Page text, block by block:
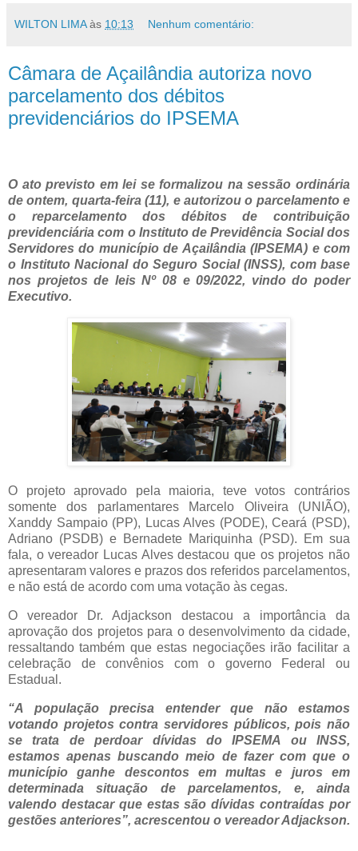
WILTON LIMA às 10:13 Nenhum comentário:
Câmara de Açailândia autoriza novo
parcelamento dos débitos
previdenciários do IPSEMA
O ato previsto em lei se formalizou na sessão ordinária
de ontem, quarta-feira (11), e autorizou o parcelamento e
o reparcelamento dos débitos de contribuição
previdenciária com o Instituto de Previdência Social dos
Servidores do município de Açailândia (IPSEMA) e com
o Instituto Nacional do Seguro Social (INSS), com base
nos projetos de leis Nº 08 e 09/2022, vindo do poder
Executivo.
O projeto aprovado pela maioria, teve votos contrários
somente dos parlamentares Marcelo Oliveira (UNIÃO),
Xanddy Sampaio (PP), Lucas Alves (PODE), Ceará (PSD),
Adriano (PSDB) e Bernadete Mariquinha (PSD). Em sua
fala, o vereador Lucas Alves destacou que os projetos não
apresentaram valores e prazos dos referidos parcelamentos,
e não está de acordo com uma votação às cegas.
O vereador Dr. Adjackson destacou a importância da
aprovação dos projetos para o desenvolvimento da cidade,
ressaltando também que estas negociações irão facilitar a
celebração de convênios com o governo Federal ou
Estadual.
“A população precisa entender que não estamos
votando projetos contra servidores públicos, pois não
se trata de perdoar dívidas do IPSEMA ou INSS,
estamos apenas buscando meio de fazer com que o
município ganhe descontos em multas e juros em
determinada situação de parcelamentos, e, ainda
valendo destacar que estas são dívidas contraídas por
gestões anteriores”, acrescentou o vereador Adjackson.